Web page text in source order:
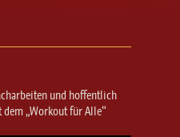
und hoffentlich
„Workout für Alle“